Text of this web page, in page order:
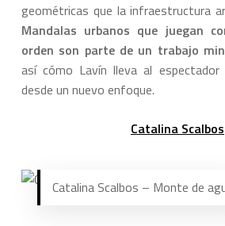
geométricas que la infraestructura
Mandalas urbanos que juegan
orden son parte de un trabajo
así cómo Lavín lleva al
desde un nuevo enfoque.
Catalina Scalbos
Catalina Scalbos – Monte de